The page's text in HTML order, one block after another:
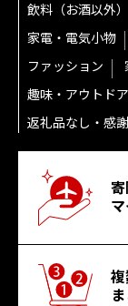
飲料（お酒以外）
家電・電気小物
ファッション
趣味・アウトド
返礼品なし・感
寄